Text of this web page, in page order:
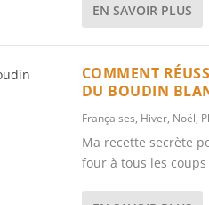
EN SAVOIR PLUS
COMMENT
DU BOUDIN
Françaises, Hiver, Noël,
Ma recette secrète
four à tous les